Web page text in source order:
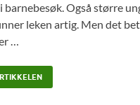
barnebesøk. Også større
leken artig. Men det
…